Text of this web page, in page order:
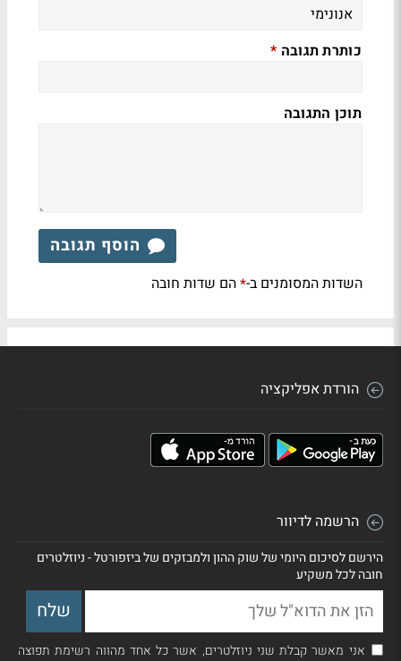
כותרת תגובה *
תוכן התגובה
הוסף תגובה
השדות המסומנים ב-*הם שדות חובה
הורדת אפליקציה
הרשמה לדיוור
הירשם לסיכום היומי של שוק ההון ולמבזקים של ביזפורטל - ניוזלטרים
חובה לכל משקיע
אני מאשר קבלת שני ניוזלטרים, אשר כל אחד מהווה רשימת תפוצה